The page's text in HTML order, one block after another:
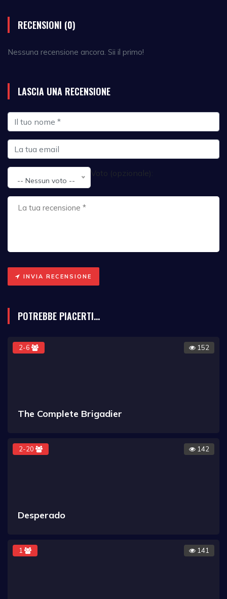
RECENSIONI (0)
Nessuna recensione ancora. Sii il primo!
LASCIA UNA RECENSIONE
Voto (opzionale):
-- Nessun voto --
INVIA RECENSIONE
POTREBBE PIACERTI...
2-6 152
The Complete Brigadier
2-20 142
Desperado
1 141